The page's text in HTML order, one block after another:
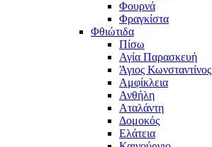
Φουρνά
Φραγκίστα
Φθιώτιδα
Πίσω
Αγία Παρασκευή
Άγιος Κωνσταντίνος
Αμφίκλεια
Ανθήλη
Αταλάντη
Δομοκός
Ελάτεια